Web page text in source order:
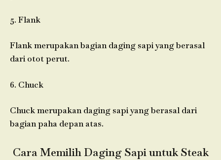
5. Flank
Flank merupakan bagian daging sapi yang berasal
dari otot perut.
6. Chuck
Chuck merupakan daging sapi yang berasal dari
bagian paha depan atas.
Cara Memilih Daging Sapi untuk Steak